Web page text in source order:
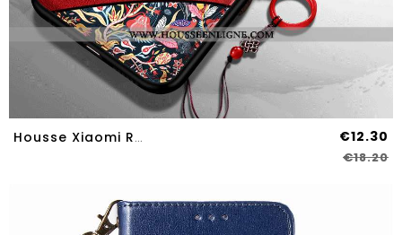
Housse Xiaomi Redmi 9 Silicone Délavé En Daim Incassable Gaufrage Difficile Rouge Personnes Âgées €12.30
€18.20